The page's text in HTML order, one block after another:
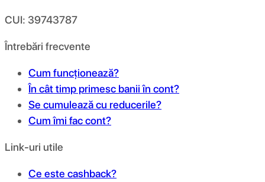
CUI: 39743787
Întrebări frecvente
Cum funcționează?
În cât timp primesc banii în cont?
Se cumulează cu reducerile?
Cum îmi fac cont?
Link-uri utile
Ce este cashback?